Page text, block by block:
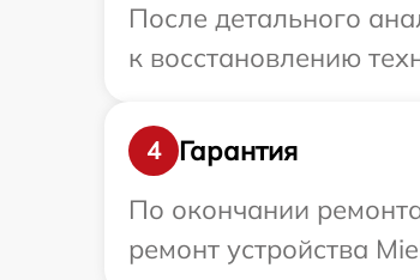
После детального
к восстановлению
4
Гарантия
По окончании
ремонт устройства